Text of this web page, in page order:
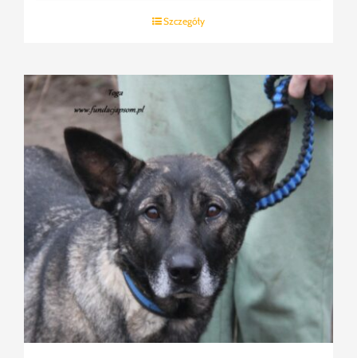
Szczegóły